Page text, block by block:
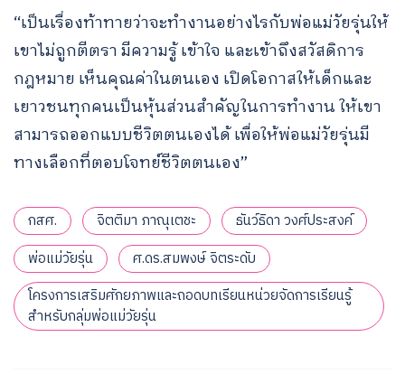
“เป็นเรื่องท้าทายว่าจะทำงานอย่างไรกับพ่อแม่วัยรุ่นให้
เขาไม่ถูกตีตรา มีความรู้ เข้าใจ และเข้าถึงสวัสดิการ
กฎหมาย เห็นคุณค่าในตนเอง เปิดโอกาสให้เด็กและ
เยาวชนทุกคนเป็นหุ้นส่วนสำคัญในการทำงาน ให้เขา
สามารถออกแบบชีวิตตนเองได้ เพื่อให้พ่อแม่วัยรุ่นมี
ทางเลือกที่ตอบโจทย์ชีวิตตนเอง”
กสศ. จิตติมา ภาณุเตชะ
ธันว์ธิดา วงศ์ประสงค์
พ่อแม่วัยรุ่น
ศ.ดร.สมพงษ์ จิตระดับ
โครงการเสริมศักยภาพและถอดบทเรียนหน่วยจัดการเรียนรู้
สำหรับกลุ่มพ่อแม่วัยรุ่น